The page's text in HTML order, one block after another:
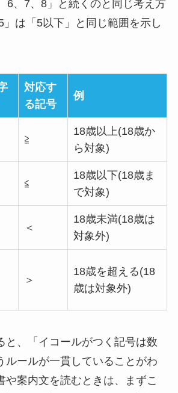
6、7、8」と続くのと同じ考え方
は「5以下」と同じ範囲を示し
対応す
る記号
例
≧
18歳以上(18歳か
ら対象)
≦
18歳以下(18歳ま
で対象)
＜
18歳未満(18歳は
対象外)
＞
18歳を超える(18
歳は対象外)
と、「イコールがつく記号は数
ルールが一貫していることがわ
や案内文を読むときは、まずこ